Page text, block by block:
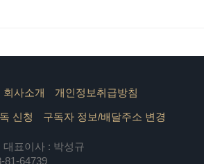
회사소개 개인정보취급방침
신청 구독자 정보/배달주소 변경
대표이사 : 박성규
81-64739